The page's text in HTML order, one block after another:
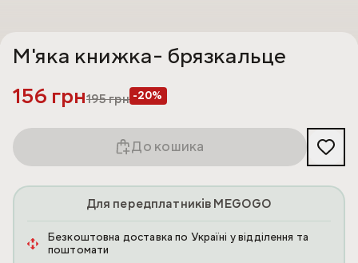
М'яка книжка- брязкальце
156 грн195грн -20%
До кошика
Для передплатників MEGOGO
Безкоштовна доставка по Україні у відділення та
поштомати